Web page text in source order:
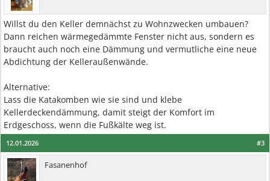
Willst du den Keller demnächst zu Wohnzwecken umbauen?
Dann reichen wärmegedämmte Fenster nicht aus, sondern es
braucht auch noch eine Dämmung und vermutliche eine neue
Abdichtung der Kelleraußenwände.
Alternative:
Lass die Katakomben wie sie sind und klebe
Kellerdeckendämmung, damit steigt der Komfort im
Erdgeschoss, wenn die Fußkälte weg ist.
#3
12.01.2026
Fasanenhof